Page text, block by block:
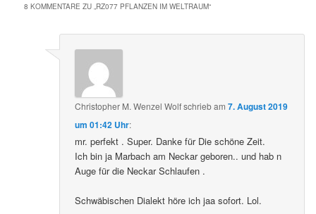
8 KOMMENTARE ZU „ RZ077 PFLANZEN IM WELTRAUM“
Christopher M. Wenzel Wolfschriebam7. August 2019
um 01:42 Uhr:
mr. perfekt . Super. Danke für Die schöne Zeit.
Ich bin ja Marbach am Neckar geboren.. und hab n
Auge für die Neckar Schlaufen .
Schwäbischen Dialekt höre ich jaa sofort. Lol.